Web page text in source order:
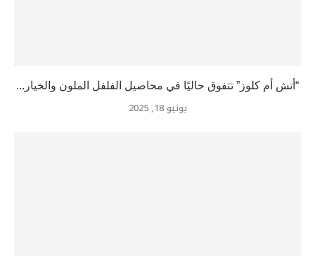
“أتش أم كلوز” تتفوق حاليًا في محاصيل الفلفل الملون والخيار...
يونيو 18, 2025